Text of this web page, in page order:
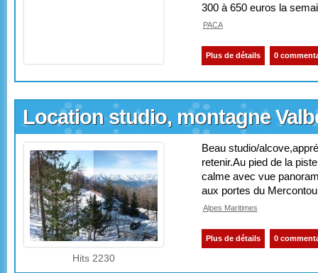
300 à 650 euros la
PACA
Plus de détails 0
Location studio, montagne
Hits 2230
Beau studio/
retenir.Au pied de la
calme avec vue
aux portes du
Alpes Maritimes
Plus de détails 0